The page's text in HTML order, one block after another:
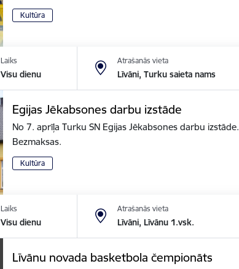
Kultūra
Laiks
Visu dienu
Atrašanās vieta
Līvāni, Turku saieta nams
Egijas Jēkabsones darbu izstāde
No 7. aprīļa Turku SN Egijas Jēkabsones darbu izstāde.
Bezmaksas.
Kultūra
Laiks
Visu dienu
Atrašanās vieta
Līvāni, Līvānu 1.vsk.
Līvānu novada basketbola čempionāts